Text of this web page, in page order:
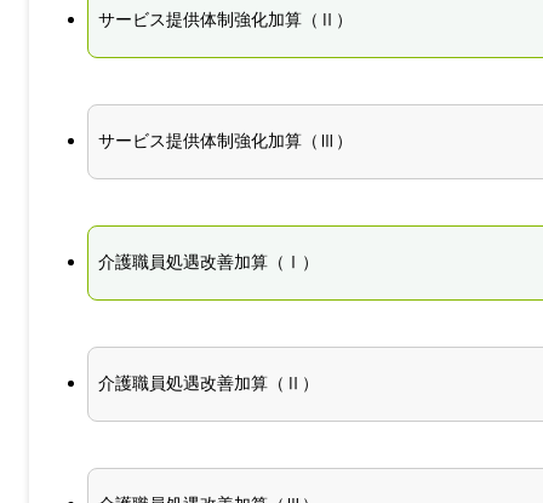
サービス提供体制強化加算（Ⅱ）
サービス提供体制強化加算（Ⅲ）
介護職員処遇改善加算（Ⅰ）
介護職員処遇改善加算（Ⅱ）